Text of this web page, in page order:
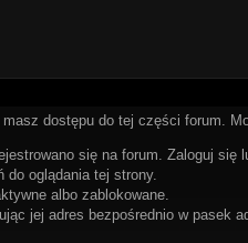
masz dostępu do tej części forum.
się na forum. Zaloguj się
do oglądania tej strony.
albo zablokowane.
jej adres bezpośrednio w pasek